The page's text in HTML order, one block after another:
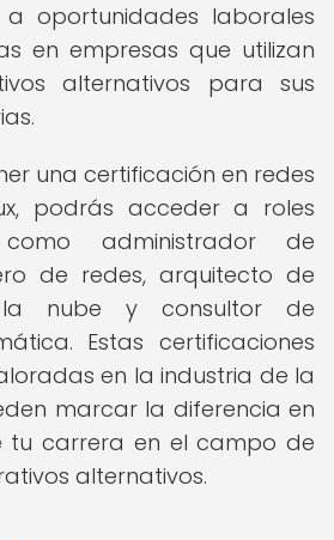
oportunidades laborales
en empresas que utilizan
alternativos para sus
una certificación en redes
podrás acceder a roles
como administrador de
de redes, arquitecto de
la nube y consultor de
Estas certificaciones
en la industria de la
marcar la diferencia en
tu carrera en el campo de
alternativos.